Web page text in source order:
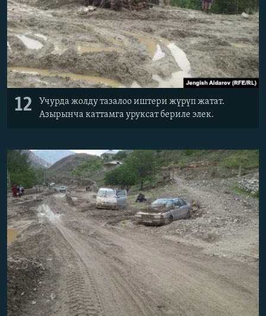
12
Учурда жолду тазалоо иштери жүрүп жатат.
Азырынча каттамга уруксат бериле элек.